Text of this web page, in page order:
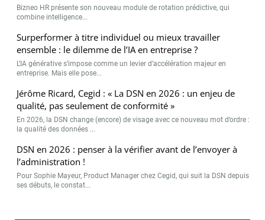
Bizneo HR présente son nouveau module de rotation prédictive, qui
combine intelligence...
Surperformer à titre individuel ou mieux travailler
ensemble : le dilemme de l’IA en entreprise ?
L’IA générative s’impose comme un levier d’accélération majeur en
entreprise. Mais elle pose...
Jérôme Ricard, Cegid : « La DSN en 2026 : un enjeu de
qualité, pas seulement de conformité »
En 2026, la DSN change (encore) de visage avec ce nouveau mot d’ordre :
la qualité des données ...
DSN en 2026 : penser à la vérifier avant de l’envoyer à
l’administration !
Pour Sophie Mayeur, Product Manager chez Cegid, qui suit la DSN depuis
ses débuts, le constat...